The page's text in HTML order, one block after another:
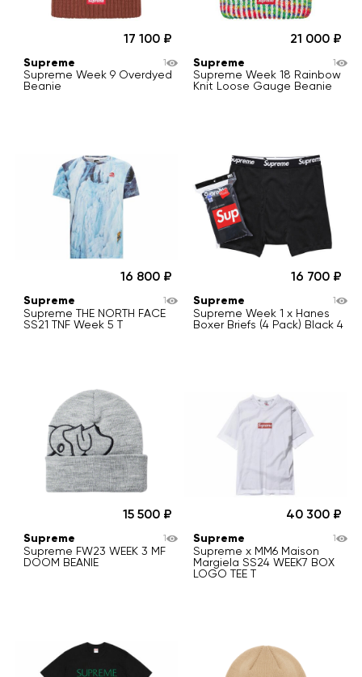
17 100
Supreme
Supreme Week 9 Overdyed
Beanie
1
21 000
Supreme
Supreme Week 18 Rainbow
Knit Loose Gauge Beanie
1
16 800
Supreme
Supreme THE NORTH FACE
SS21 TNF Week 5 T
1
16 700
Supreme
Supreme Week 1 x Hanes
Boxer Briefs (4 Pack) Black 4
1
15 500
Supreme
Supreme FW23 WEEK 3 MF
DOOM BEANIE
1
40 300
Supreme
Supreme x MM6 Maison
Margiela SS24 WEEK7 BOX
LOGO TEE T
1